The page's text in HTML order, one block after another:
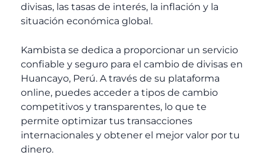
divisas, las tasas de interés, la inflación y la
situación económica global.
Kambista se dedica a proporcionar un servicio
confiable y seguro para el cambio de divisas en
Huancayo, Perú. A través de su plataforma
online, puedes acceder a tipos de cambio
competitivos y transparentes, lo que te
permite optimizar tus transacciones
internacionales y obtener el mejor valor por tu
dinero.